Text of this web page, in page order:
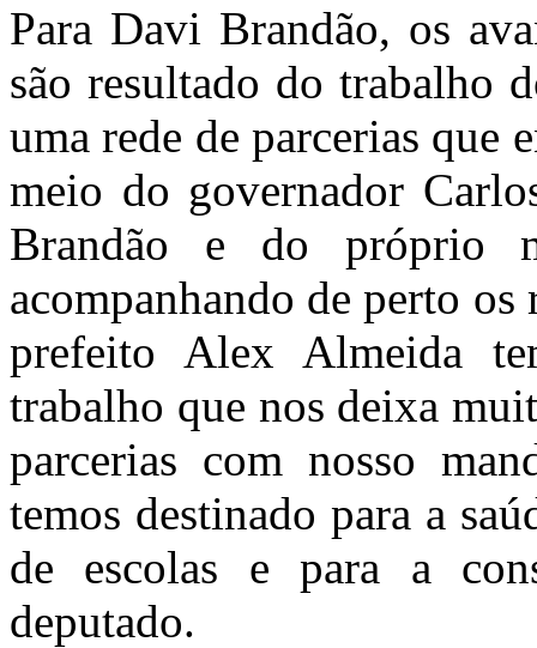
Para Davi Brandão, os
são resultado do trabalho
uma rede de parcerias que
meio do governador
Brandão e do próprio
acompanhando de perto
prefeito Alex Almeida
trabalho que nos deixa
parcerias com nosso
temos destinado para a
de escolas e para a
deputado.